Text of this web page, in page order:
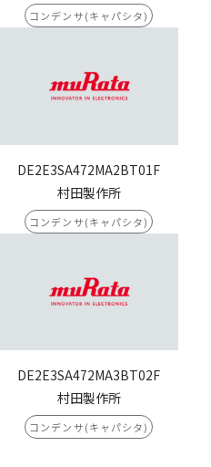
コンデンサ(キャパシタ)
DE2E3SA472MA2BT01F
村田製作所
コンデンサ(キャパシタ)
DE2E3SA472MA3BT02F
村田製作所
コンデンサ(キャパシタ)